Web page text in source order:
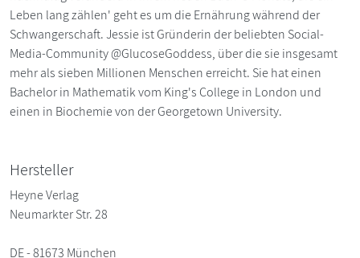
Leben lang zählen' geht es um die Ernährung während der
Schwangerschaft. Jessie ist Gründerin der beliebten Social-
Media-Community @GlucoseGoddess, über die sie insgesamt
mehr als sieben Millionen Menschen erreicht. Sie hat einen
Bachelor in Mathematik vom King's College in London und
einen in Biochemie von der Georgetown University.
Hersteller
Heyne Verlag
Neumarkter Str. 28
DE - 81673 München